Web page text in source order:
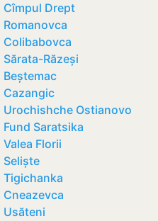
Cîmpul Drept
Romanovca
Colibabovca
Sărata-Răzeși
Beștemac
Cazangic
Urochishche Ostianovo
Fund Saratsika
Valea Florii
Seliște
Tigichanka
Cneazevca
Usăteni